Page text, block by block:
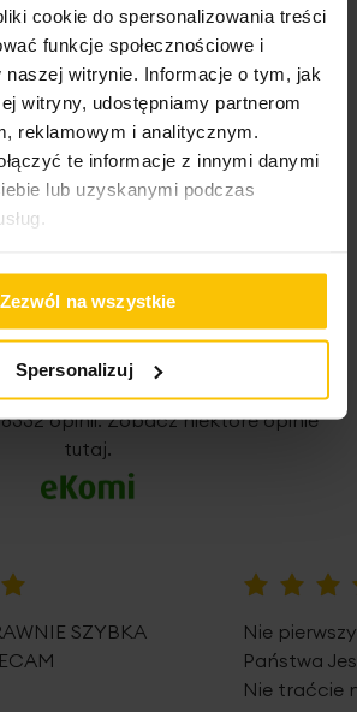
cookie do spersonalizowania treści
funkcje społecznościowe i
naszej witrynie. Informacje o tym, jak
witryny, udostępniamy partnerom
reklamowym i analitycznym.
te informacje z innymi danymi
lub uzyskanymi podczas
Zezwól na wszystkie
Spersonalizuj
1350 g
i bezpieczeństwa produktu
że prześcieradło jest niezwykle
i zapewnia komfortowy wypoczynek,
wyborem na sezon jesienno-zimowy.
jest trwały i łatwy w pielęgnacji,
zachowuje swoją
na długo.
użycie nadchlorku etylenu oraz
roztworu węglanu fluoru
można wybielać i chlorować
Cię zainteresować
zakupem
5%
opinii. Zobacz niektóre opinie
tutaj.
SZYBKA
Nie
Państwa
Nie traćcie